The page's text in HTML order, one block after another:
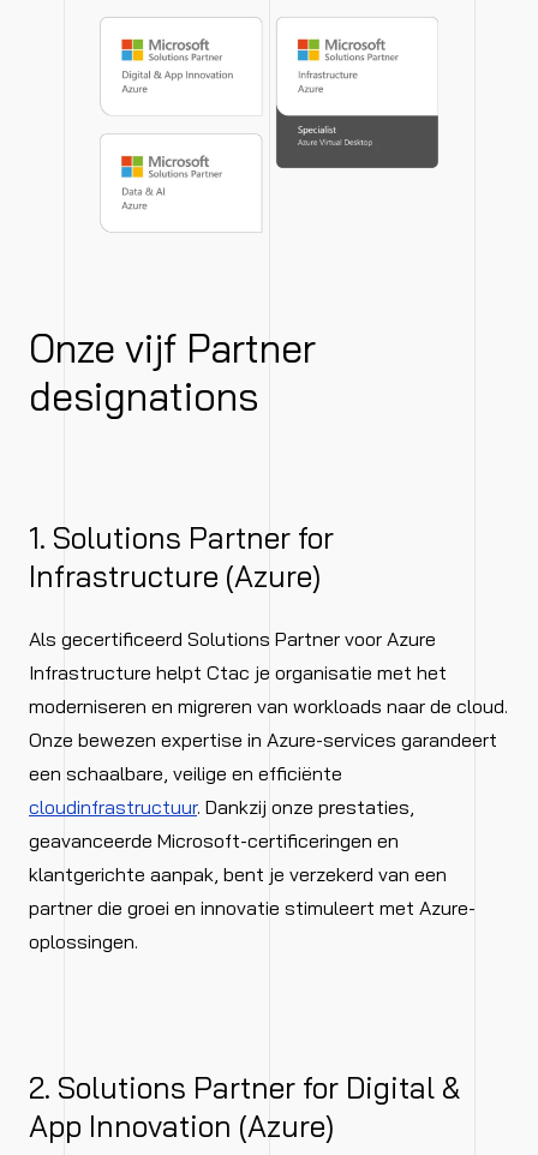
Onze vijf Partner
designations
1. Solutions Partner for
Infrastructure (Azure)
Als gecertificeerd Solutions Partner voor Azure
Infrastructure helpt Ctac je organisatie met het
moderniseren en migreren van workloads naar de cloud.
Onze bewezen expertise in Azure-services garandeert
een schaalbare, veilige en efficiënte
cloudinfrastructuur. Dankzij onze prestaties,
geavanceerde Microsoft-certificeringen en
klantgerichte aanpak, bent je verzekerd van een
partner die groei en innovatie stimuleert met Azure-
oplossingen.
2. Solutions Partner for Digital &
App Innovation (Azure)